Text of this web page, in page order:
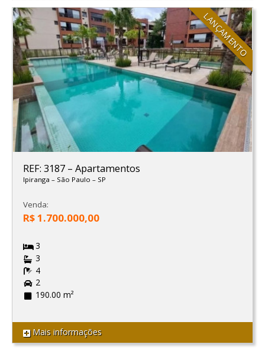
LANÇAMENTO
REF: 3187 – Apartamentos
Ipiranga – São Paulo – SP
Venda:
R$ 1.700.000,00
3
3
4
2
190.00 m²
Mais informações